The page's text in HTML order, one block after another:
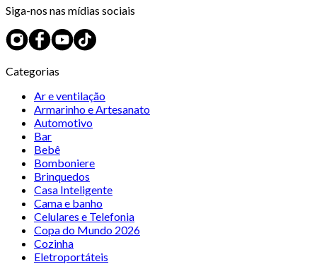
Siga-nos nas mídias sociais
Categorias
Ar e ventilação
Armarinho e Artesanato
Automotivo
Bar
Bebê
Bomboniere
Brinquedos
Casa Inteligente
Cama e banho
Celulares e Telefonia
Copa do Mundo 2026
Cozinha
Eletroportáteis